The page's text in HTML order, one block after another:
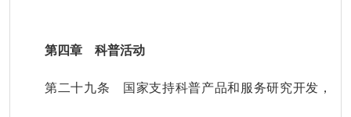
第四章 科普活动
第二十九条 国家支持科普产品和服务研究开发，